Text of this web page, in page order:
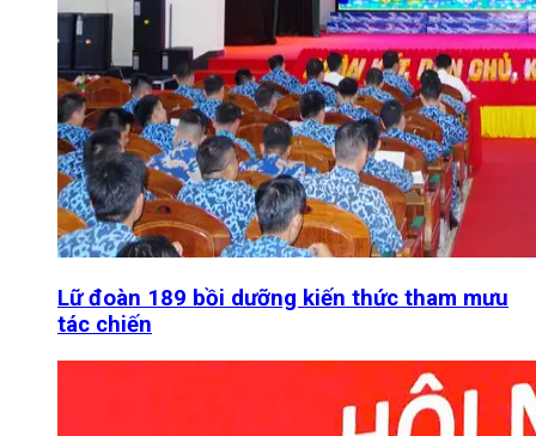
Lữ đoàn 189 bồi dưỡng kiến thức tham mưu
tác chiến